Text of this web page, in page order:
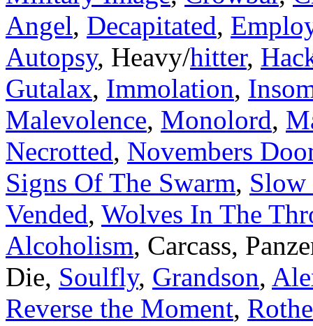
Angel, Decapitated,
Autopsy, Heavy/hitter,
Gutalax, Immolation,
Malevolence, Monolord,
Necrotted, Novembers
Signs Of The Swarm, Slow
Vended, Wolves In The
Alcoholism, Carcass,
Die, Soulfly, Grandson,
Reverse the Moment,